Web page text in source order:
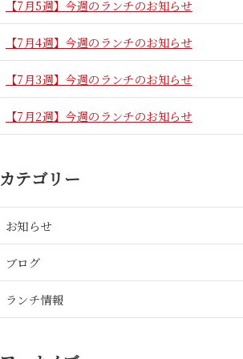
【7月5週】今週のランチのお知らせ
【7月4週】今週のランチのお知らせ
【7月3週】今週のランチのお知らせ
【7月2週】今週のランチのお知らせ
カテゴリー
お知らせ
ブログ
ランチ情報